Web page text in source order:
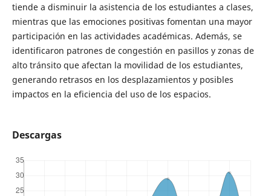
tiende a disminuir la asistencia de los estudiantes a clases,
mientras que las emociones positivas fomentan una mayor
participación en las actividades académicas. Además, se
identificaron patrones de congestión en pasillos y zonas de
alto tránsito que afectan la movilidad de los estudiantes,
generando retrasos en los desplazamientos y posibles
impactos en la eficiencia del uso de los espacios.
Descargas